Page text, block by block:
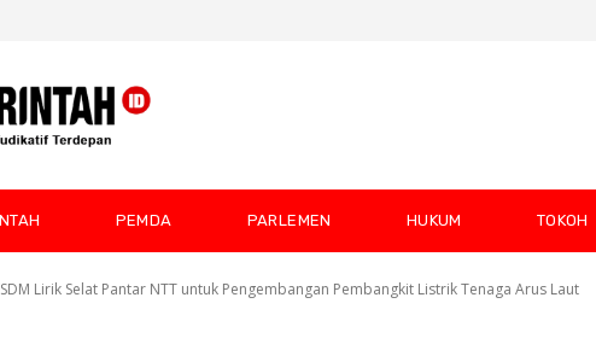
PEMDA PARLEMEN HUKUM TOKOH
Lirik Selat Pantar NTT untuk Pengembangan Pembangkit Listrik Tenaga Arus Laut